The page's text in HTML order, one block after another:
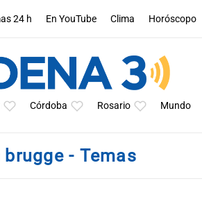
24 h En YouTube Clima Horóscopo
Córdoba Rosario Mundo
brugge - Temas